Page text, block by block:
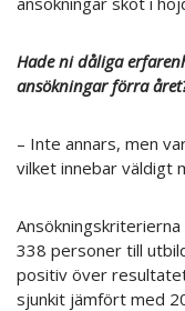
Hade ni dåliga
ansökningar förra
– Inte annars, men
vilket innebar väldigt
338 personer till
positiv över
sjunkit jämfört med